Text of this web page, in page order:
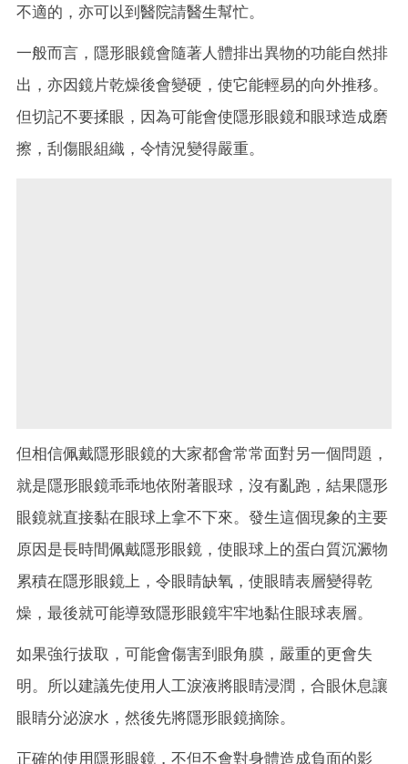
不適的，亦可以到醫院請醫生幫忙。
一般而言，隱形眼鏡會隨著人體排出異物的功能自然排
出，亦因鏡片乾燥後會變硬，使它能輕易的向外推移。
但切記不要揉眼，因為可能會使隱形眼鏡和眼球造成磨
擦，刮傷眼組織，令情況變得嚴重。
但相信佩戴隱形眼鏡的大家都會常常面對另一個問題，
就是隱形眼鏡乖乖地依附著眼球，沒有亂跑，結果隱形
眼鏡就直接黏在眼球上拿不下來。發生這個現象的主要
原因是長時間佩戴隱形眼鏡，使眼球上的蛋白質沉澱物
累積在隱形眼鏡上，令眼睛缺氧，使眼睛表層變得乾
燥，最後就可能導致隱形眼鏡牢牢地黏住眼球表層。
如果強行拔取，可能會傷害到眼角膜，嚴重的更會失
明。所以建議先使用人工淚液將眼睛浸潤，合眼休息讓
眼睛分泌淚水，然後先將隱形眼鏡摘除。
正確的使用隱形眼鏡，不但不會對身體造成負面的影